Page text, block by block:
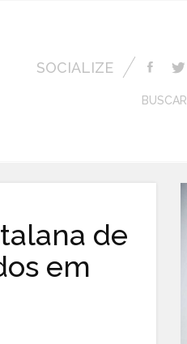
SOCIALIZE
BUSCAR
de
em